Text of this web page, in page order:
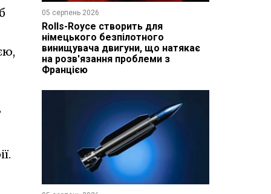
05 серпень 2026
Rolls-Royce створить для
німецького безпілотного
винищувача двигуни, що натякає
на розв'язання проблеми з
Францією